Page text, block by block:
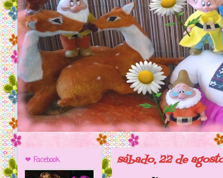
sábado, 22 de
❤ Facebook